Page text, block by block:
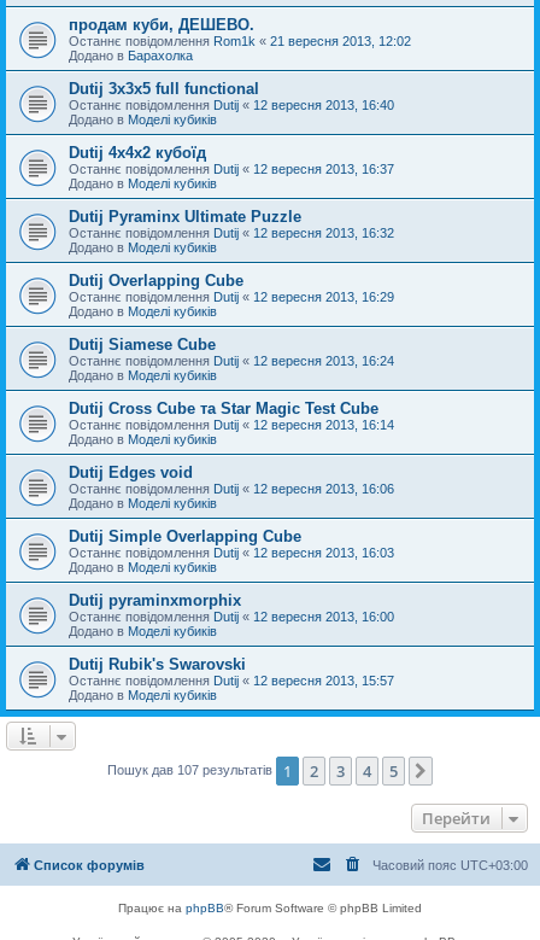
продам куби, ДЕШЕВО.
Останнє повідомлення Rom1k « 21 вересня 2013, 12:02
Додано в Барахолка
Dutij 3х3х5 full functional
Останнє повідомлення Dutij « 12 вересня 2013, 16:40
Додано в Моделі кубиків
Dutij 4х4х2 кубоїд
Останнє повідомлення Dutij « 12 вересня 2013, 16:37
Додано в Моделі кубиків
Dutij Pyraminx Ultimate Puzzle
Останнє повідомлення Dutij « 12 вересня 2013, 16:32
Додано в Моделі кубиків
Dutij Overlapping Cube
Останнє повідомлення Dutij « 12 вересня 2013, 16:29
Додано в Моделі кубиків
Dutij Siamese Cube
Останнє повідомлення Dutij « 12 вересня 2013, 16:24
Додано в Моделі кубиків
Dutij Cross Cube та Star Magic Test Cube
Останнє повідомлення Dutij « 12 вересня 2013, 16:14
Додано в Моделі кубиків
Dutij Edges void
Останнє повідомлення Dutij « 12 вересня 2013, 16:06
Додано в Моделі кубиків
Dutij Simple Overlapping Cube
Останнє повідомлення Dutij « 12 вересня 2013, 16:03
Додано в Моделі кубиків
Dutij pyraminxmorphix
Останнє повідомлення Dutij « 12 вересня 2013, 16:00
Додано в Моделі кубиків
Dutij Rubik's Swarovski
Останнє повідомлення Dutij « 12 вересня 2013, 15:57
Додано в Моделі кубиків
Пошук дав 107 результатів 1 2 3 4 5
Перейти
Список форумів Часовий пояс UTC+03:00
Працює на phpBB® Forum Software © phpBB Limited